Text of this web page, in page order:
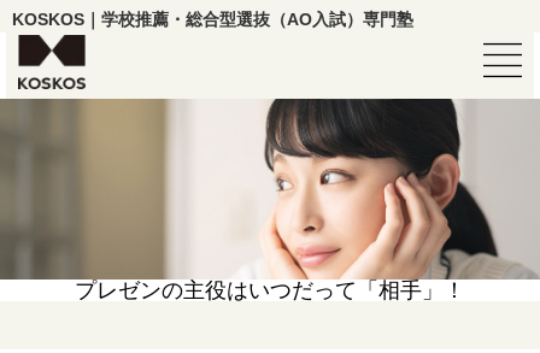
KOSKOS｜学校推薦・総合型選抜（AO入試）専門塾
プレゼンの主役はいつだって「相手」！